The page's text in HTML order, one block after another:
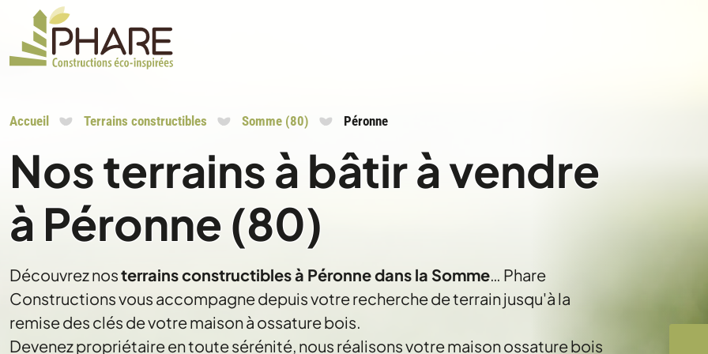
Accueil Terrains constructibles Somme (80) Péronne
Nos terrains à bâtir à vendre
à Péronne (80)
Découvrez nosterrains constructibles à Péronne dans la Somme… Phare
Constructions vous accompagne depuis votre recherche de terrain jusqu'à la
remise des clés de votre maison à ossature bois.
Devenez propriétaire en toute sérénité, nous réalisons votre maison ossature bois